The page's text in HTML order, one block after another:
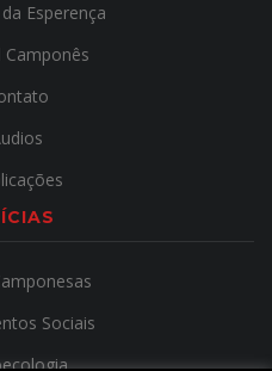
Esperença
Camponês
Sociais